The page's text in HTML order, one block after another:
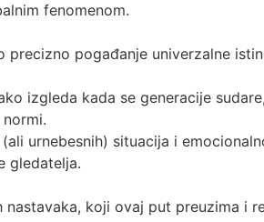
fenomenom.
precizno pogađanje univerzalne
izgleda kada se generacije
urnebesnih) situacija i
gledatelja.
nastavaka, koji ovaj put preuzima i